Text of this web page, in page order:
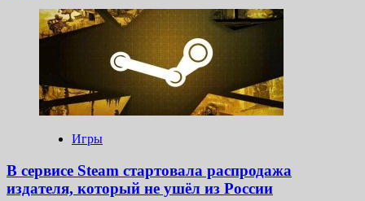
о
Критики
оценили
Shadow
Generations
Игры
В сервисе Steam стартовала распродажа
издателя, который не ушёл из России